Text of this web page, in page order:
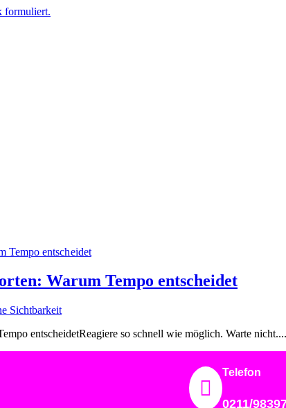
Warum Tempo entscheidet
Sichtbarkeit
entscheidetReagiere so schnell wie möglich. Warte nicht....

Telefon
0211/